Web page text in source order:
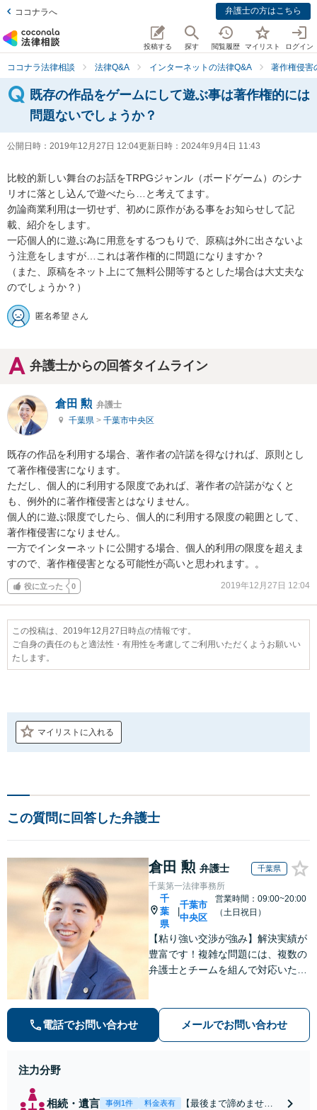
ココナラへ 弁護士の方はこちら
投稿する 探す 閲覧履歴 マイリスト ログイン
ココナラ法律相談 法律Q&A インターネットの法律Q&A 著作権侵害
既存の作品をゲームにして遊ぶ事は著作権的には
問題ないでしょうか？
公開日時： 2019年12月27日 12:04更新日時： 2024年9月4日 11:43
比較的新しい舞台のお話をTRPGジャンル（ボードゲーム）のシナ
リオに落とし込んで遊べたら…と考えてます。
勿論商業利用は一切せず、初めに原作がある事をお知らせして記
載、紹介をします。
一応個人的に遊ぶ為に用意をするつもりで、原稿は外に出さないよ
う注意をしますが…これは著作権的に問題になりますか？
（また、原稿をネット上にて無料公開等するとした場合は大丈夫な
のでしょうか？）
匿名希望 さん
弁護士からの回答タイムライン
倉田 勲 弁護士
千葉県 > 千葉市中央区
既存の作品を利用する場合、著作者の許諾を得なければ、原則とし
て著作権侵害になります。
ただし、個人的に利用する限度であれば、著作者の許諾がなくと
も、例外的に著作権侵害とはなりません。
個人的に遊ぶ限度でしたら、個人的に利用する限度の範囲として、
著作権侵害になりません。
一方でインターネットに公開する場合、個人的利用の限度を超えま
すので、著作権侵害となる可能性が高いと思われます。。
役に立った 0 2019年12月27日 12:04
この投稿は、2019年12月27日時点の情報です。
ご自身の責任のもと適法性・有用性を考慮してご利用いただくようお願いい
たします。
マイリストに入れる
この質問に回答した弁護士
倉田 勲 弁護士 千葉県
千葉第一法律事務所
千
葉
県
千葉市
中央区
営業時間：09:00~20:00
（土日祝日）
【粘り強い交渉が強み】解決実績が
豊富です！複雑な問題には、複数の
弁護士とチームを組んで対応いたし
添い、不安を軽減します。まずはお
気軽にご相談ください。
電話でお問い合わせ メールでお問い合わせ
注力分野
相続・遺言 事例1件 料金表有
【最後まで諦めませ